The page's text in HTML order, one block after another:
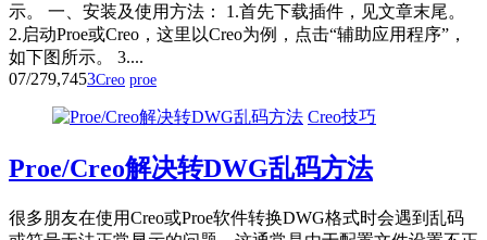
示。 一、安装及使用方法： 1.首先下载插件，见文章末尾。
2.启动Proe或Creo，这里以Creo为例，点击“辅助应用程序”，
如下图所示。 3....
07/279,7453Creo proe
Creo技巧
Proe/Creo解决转DWG乱码方法
很多朋友在使用Creo或Proe软件转换DWG格式时会遇到乱码